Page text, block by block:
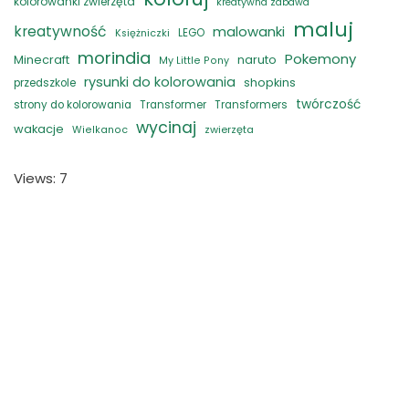
kreatywność Księżniczki LEGO malowanki maluj
Minecraft morindia My Little Pony naruto Pokemony
przedszkole rysunki do kolorowania shopkins
strony do kolorowania Transformer Transformers
twórczość
wakacje
Wielkanoc wycinaj zwierzęta
Views: 7